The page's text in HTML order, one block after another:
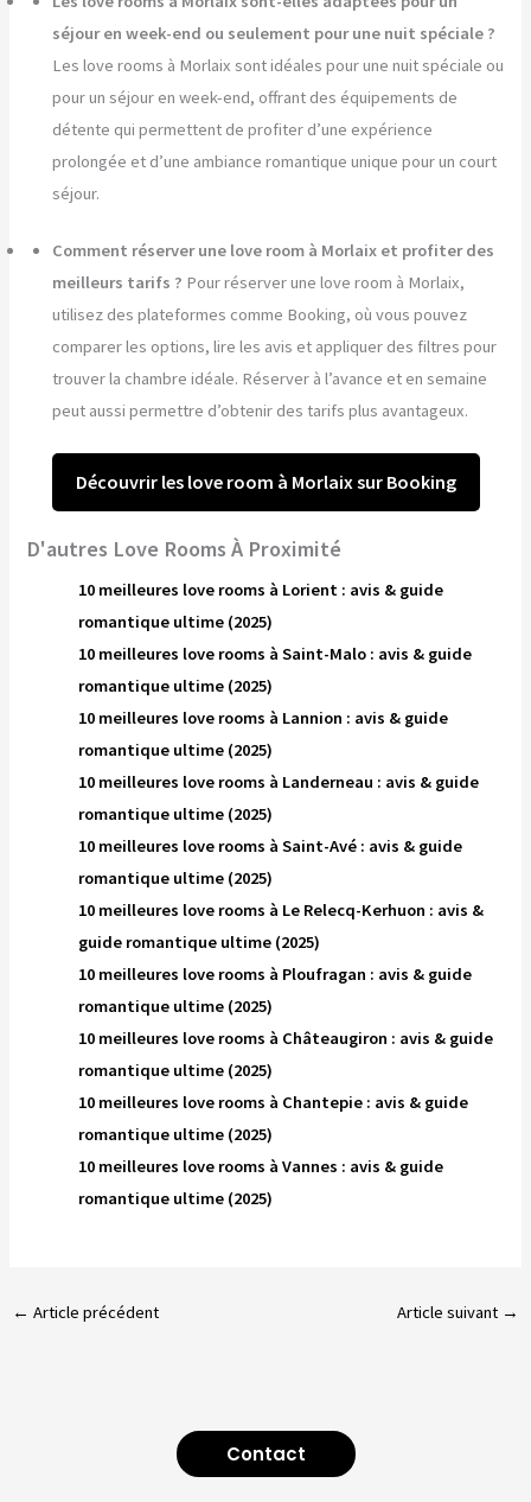
séjour en week-end ou seulement pour une nuit spéciale ?
Les love rooms à Morlaix sont idéales pour une nuit spéciale ou
pour un séjour en week-end, offrant des équipements de
détente qui permettent de profiter d’une expérience
prolongée et d’une ambiance romantique unique pour un court
séjour.
Comment réserver une love room à Morlaix et profiter des
meilleurs tarifs ? Pour réserver une love room à Morlaix,
utilisez des plateformes comme Booking, où vous pouvez
comparer les options, lire les avis et appliquer des filtres pour
trouver la chambre idéale. Réserver à l’avance et en semaine
peut aussi permettre d’obtenir des tarifs plus avantageux.
Découvrir les love room à Morlaix sur Booking
D'autres Love Rooms À Proximité
10 meilleures love rooms à Lorient : avis & guide
romantique ultime (2025)
10 meilleures love rooms à Saint-Malo : avis & guide
romantique ultime (2025)
10 meilleures love rooms à Lannion : avis & guide
romantique ultime (2025)
10 meilleures love rooms à Landerneau : avis & guide
romantique ultime (2025)
10 meilleures love rooms à Saint-Avé : avis & guide
romantique ultime (2025)
10 meilleures love rooms à Le Relecq-Kerhuon : avis &
guide romantique ultime (2025)
10 meilleures love rooms à Ploufragan : avis & guide
romantique ultime (2025)
10 meilleures love rooms à Châteaugiron : avis & guide
romantique ultime (2025)
10 meilleures love rooms à Chantepie : avis & guide
romantique ultime (2025)
10 meilleures love rooms à Vannes : avis & guide
romantique ultime (2025)
← Article précédent Article suivant →
Contact